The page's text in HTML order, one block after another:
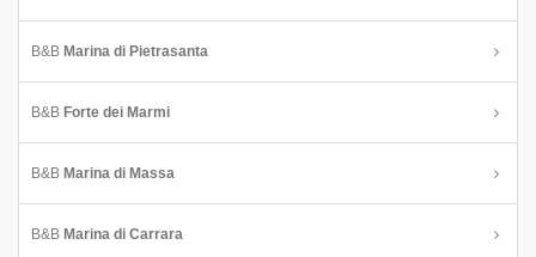
B&B Marina di Pietrasanta
B&B Forte dei Marmi
B&B Marina di Massa
B&B Marina di Carrara